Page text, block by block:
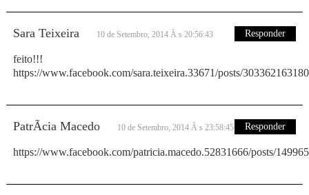
Sara Teixeira 10 de Setembro, 2014 Ã s 20:56:43 Responder
feito!!!
https://www.facebook.com/sara.teixeira.33671/posts/
PatrÃ­cia Macedo 10 de Setembro, 2014 Ã s 23:58:45 Responder
https://www.facebook.com/patricia.macedo.52831666/posts/